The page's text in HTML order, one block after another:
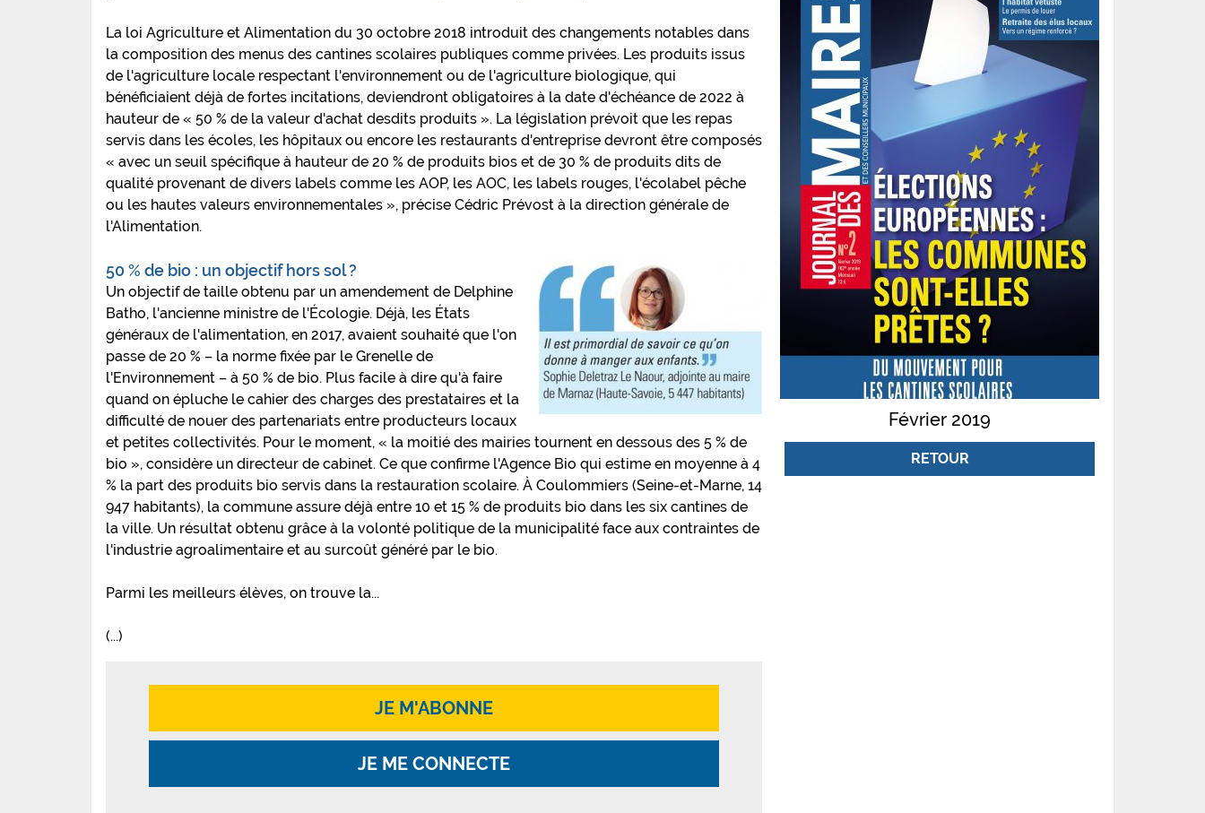
La loi Agriculture et Alimentation du 30 octobre 2018 introduit des changements notables dans
la composition des menus des cantines scolaires publiques comme privées. Les produits issus
de l'agriculture locale respectant l'environnement ou de l'agriculture biologique, qui
bénéficiaient déjà de fortes incitations, deviendront obligatoires à la date d'échéance de 2022 à
hauteur de « 50 % de la valeur d'achat desdits produits ». La législation prévoit que les repas
servis dans les écoles, les hôpitaux ou encore les restaurants d'entreprise devront être composés
« avec un seuil spécifique à hauteur de 20 % de produits bios et de 30 % de produits dits de
qualité provenant de divers labels comme les AOP, les AOC, les labels rouges, l'écolabel pêche
ou les hautes valeurs environnementales », précise Cédric Prévost à la direction générale de
l'Alimentation.
50 % de bio : un objectif hors sol ?
Un objectif de taille obtenu par un amendement de Delphine
Batho, l'ancienne ministre de l'Écologie. Déjà, les États
généraux de l'alimentation, en 2017, avaient souhaité que l'on
passe de 20 % – la norme fixée par le Grenelle de
l'Environnement – à 50 % de bio. Plus facile à dire qu'à faire
quand on épluche le cahier des charges des prestataires et la
difficulté de nouer des partenariats entre producteurs locaux
et petites collectivités. Pour le moment, « la moitié des mairies tournent en dessous des 5 % de
bio », considère un directeur de cabinet. Ce que confirme l'Agence Bio qui estime en moyenne à 4
% la part des produits bio servis dans la restauration scolaire. À Coulommiers (Seine-et-Marne, 14
947 habitants), la commune assure déjà entre 10 et 15 % de produits bio dans les six cantines de
la ville. Un résultat obtenu grâce à la volonté politique de la municipalité face aux contraintes de
l'industrie agroalimentaire et au surcoût généré par le bio.
Parmi les meilleurs élèves, on trouve la...
(...)
JE M'ABONNE
JE ME CONNECTE
Février 2019
RETOUR